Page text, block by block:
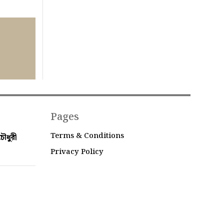
Pages
Terms & Conditions
Privacy Policy